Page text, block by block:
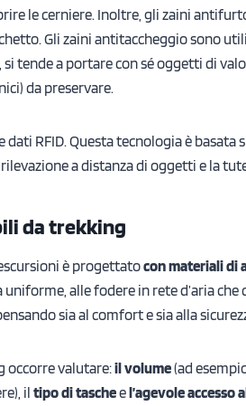
le cerniere. Inoltre, gli zaini
Gli zaini antitaccheggio sono
tende a portare con sé oggetti di
da preservare.
RFID. Questa tecnologia è basata
a distanza di oggetti e la
da trekking
è progettatocon materiali di
alle fodere in rete d’aria
sia al comfort e sia alla
occorre valutare:il volume(ad
il tipo di tascheel’agevole accesso